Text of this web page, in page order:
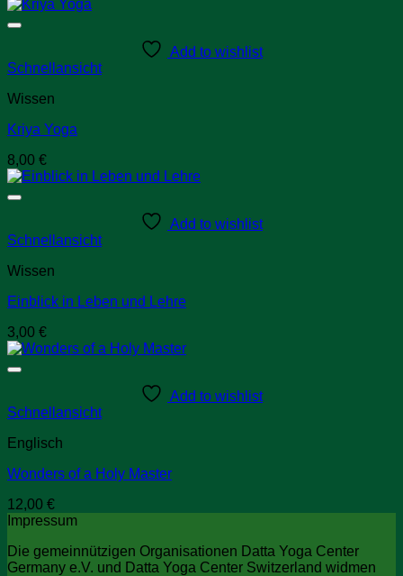
Add to wishlist
Schnellansicht
Wissen
Kriya Yoga
8,00 €
Add to wishlist
Schnellansicht
Wissen
Einblick in Leben und Lehre
3,00 €
Add to wishlist
Schnellansicht
Englisch
Wonders of a Holy Master
12,00 €
Impressum
Die gemeinnützigen Organisationen Datta Yoga Center
Germany e.V. und Datta Yoga Center Switzerland widmen